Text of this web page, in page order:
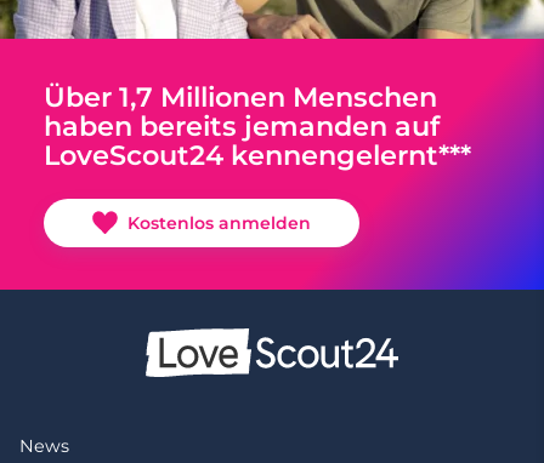
Über 1,7 Millionen Menschen
haben bereits jemanden auf
LoveScout24 kennengelernt***
Kostenlos anmelden
News